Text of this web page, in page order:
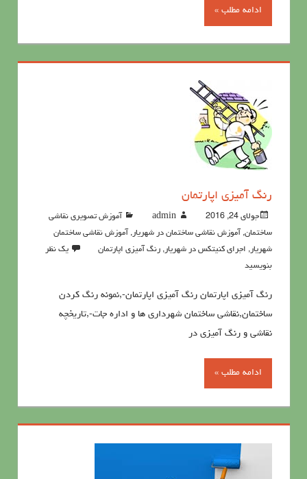
ادامه مطلب »
رنگ آميزي اپارتمان
جولای 24, 2016 admin
آموزش تصویری نقاشی
ساختمان, آموزش نقاشی ساختمان در شهریار, آموزش نقاشی ساختمان
شهریار, اجرای کنیتکس در شهریار, رنگ آميزي اپارتمان
یک نظر
بنویسید
رنگ آميزي اپارتمان رنگ آميزي اپارتمان-,نمونه رنگ کردن
ساختمان,نقاشی ساختمان شهرداری ها و اداره جات-,تاریخچه
نقاشی و رنگ آمیزی در
ادامه مطلب »